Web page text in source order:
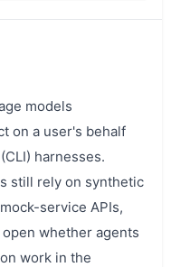
models
on a user's behalf
harnesses.
still rely on synthetic
service APIs,
whether agents
work in the